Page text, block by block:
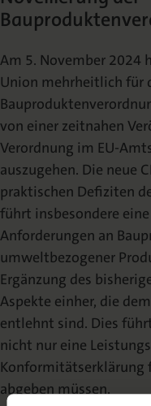
Am 5. November 2024
Union mehrheitlich für
von einer zeitnahen
Verordnung im EU-
auszugehen. Die neue
praktischen Defiziten
führt insbesondere
Anforderungen an
umweltbezogener
Ergänzung des
Aspekte einher, die
entlehnt sind. Dies
nicht nur eine
Konformitätserklärung
abgeben müssen.